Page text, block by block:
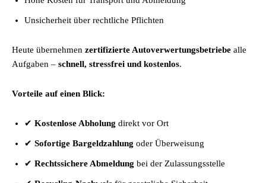
Unsicherheit über rechtliche Pflichten
Heute übernehmen zertifizierte Autoverwertungsbetriebe alle
Aufgaben – schnell, stressfrei und kostenlos.
Vorteile auf einen Blick:
✔ Kostenlose Abholung direkt vor Ort
✔ Sofortige Bargeldzahlung oder Überweisung
✔ Rechtssichere Abmeldung bei der Zulassungsstelle